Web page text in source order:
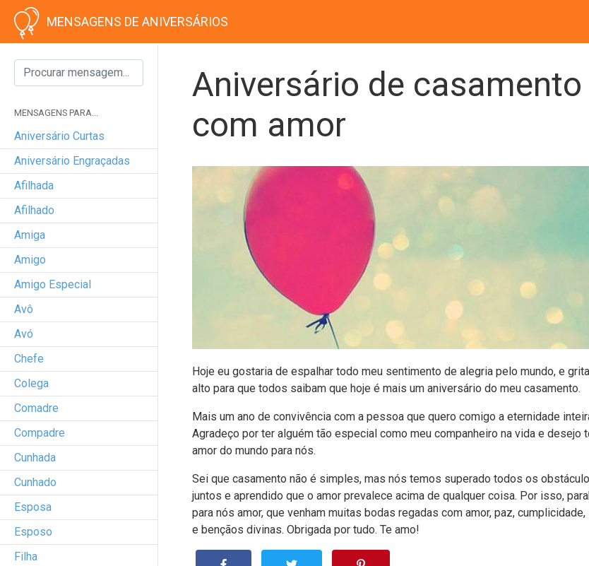
MENSAGENS DE ANIVERSÁRIOS
MENSAGENS PARA...
Aniversário Curtas
Aniversário Engraçadas
Afilhada
Afilhado
Amiga
Amigo
Amigo Especial
Avô
Avó
Chefe
Colega
Comadre
Compadre
Cunhada
Cunhado
Esposa
Esposo
Filha
Aniversário de casamento
com amor
Hoje eu gostaria de espalhar todo meu sentimento de alegria pelo mundo, e
alto para que todos saibam que hoje é mais um aniversário do meu casamento.
Mais um ano de convivência com a pessoa que quero comigo a eternidade
Agradeço por ter alguém tão especial como meu companheiro na vida e desejo
amor do mundo para nós.
Sei que casamento não é simples, mas nós temos superado todos os
juntos e aprendido que o amor prevalece acima de qualquer coisa. Por isso,
para nós amor, que venham muitas bodas regadas com amor, paz, cumplicidade,
e bençãos divinas. Obrigada por tudo. Te amo!